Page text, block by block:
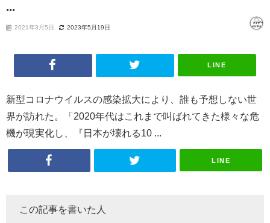
...
2021年3月5日 2023年5月19日
LINE
新型コロナウイルスの感染拡大により、誰も予想しない世
界が訪れた。「2020年代はこれまで叫ばれてきた様々な危
機が現実化し、『日本が壊れる10 ...
LINE
この記事を書いた人